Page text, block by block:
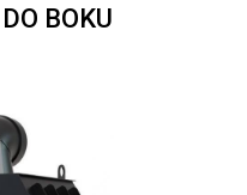
BOKU